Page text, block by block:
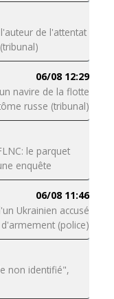
de l'attentat
06/08 12:29
navire de la flotte
russe (tribunal)
le parquet
enquête
06/08 11:46
Ukrainien accusé
(police)
non identifié",